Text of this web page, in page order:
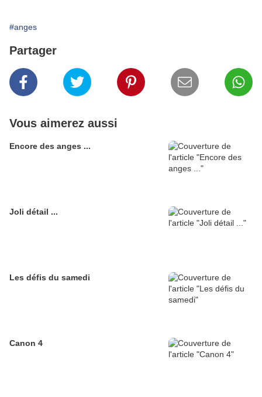
#anges
Partager
Vous aimerez aussi
Encore des anges ...
Joli détail ...
Les défis du samedi
Canon 4